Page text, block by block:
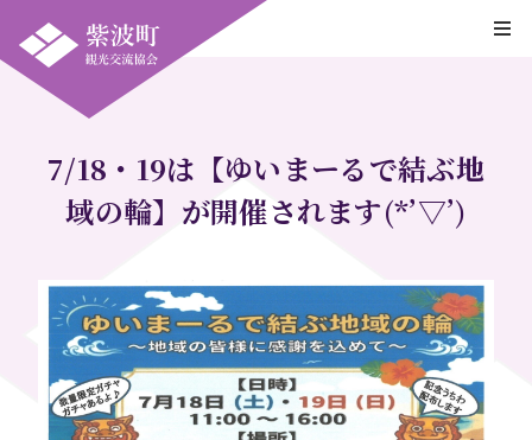
7/18・19は【ゆいまーるで結ぶ地
域の輪】が開催されます(*’▽’)